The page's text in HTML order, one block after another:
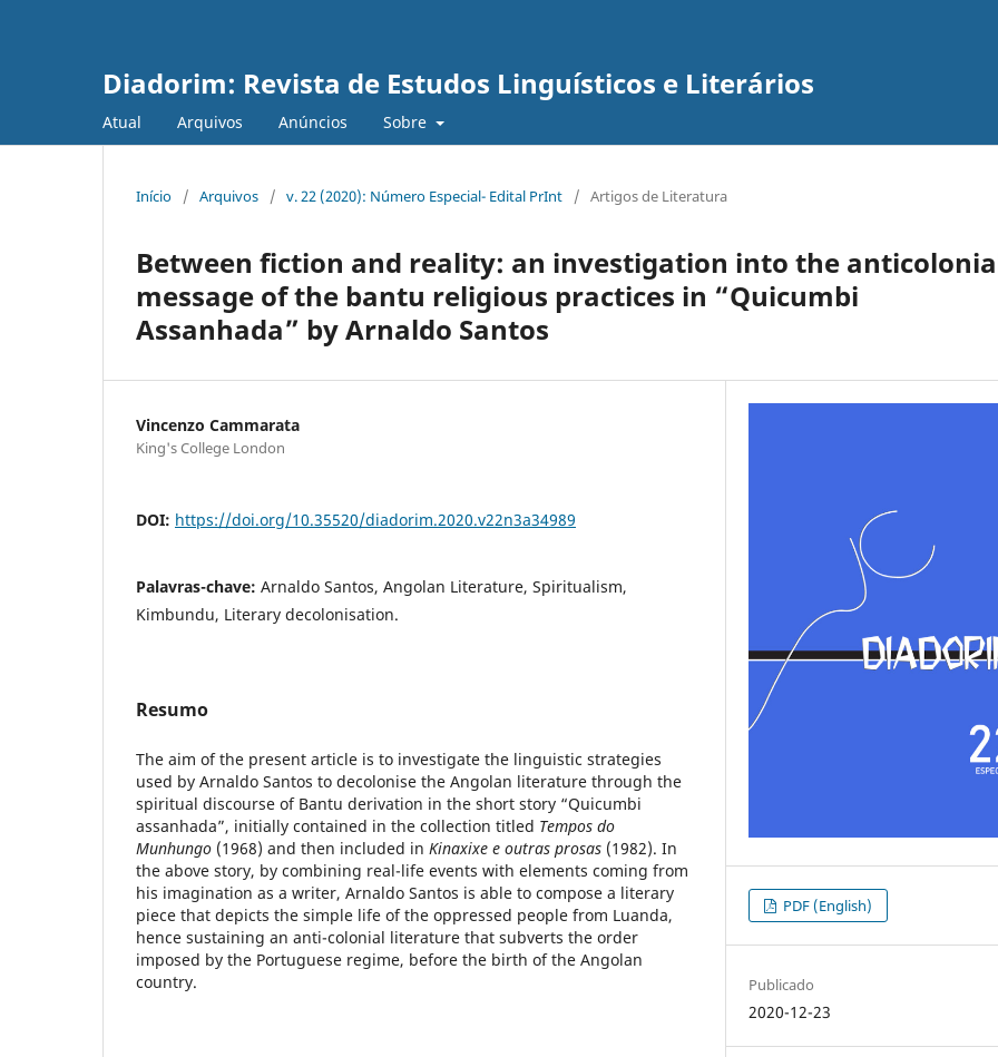
Diadorim: Revista de Estudos Linguísticos e Literários
Atual Arquivos Anúncios Sobre
Início / Arquivos / v. 22 (2020): Número Especial- Edital PrInt / Artigos de Literatura
Between fiction and reality: an investigation into the
message of the bantu religious practices in “Quicumbi
Assanhada” by Arnaldo Santos
Vincenzo Cammarata
King's College London
DOI: https://doi.org/10.35520/diadorim.2020.v22n3a34989
Palavras-chave: Arnaldo Santos, Angolan Literature, Spiritualism,
Kimbundu, Literary decolonisation.
Resumo
The aim of the present article is to investigate the linguistic strategies
used by Arnaldo Santos to decolonise the Angolan literature through the
spiritual discourse of Bantu derivation in the short story “Quicumbi
assanhada”, initially contained in the collection titled Tempos do
Munhungo (1968) and then included in Kinaxixe e outras prosas (1982). In
the above story, by combining real-life events with elements coming from
his imagination as a writer, Arnaldo Santos is able to compose a literary
piece that depicts the simple life of the oppressed people from Luanda,
hence sustaining an anti-colonial literature that subverts the order
imposed by the Portuguese regime, before the birth of the Angolan
country.
PDF (English)
Publicado
2020-12-23